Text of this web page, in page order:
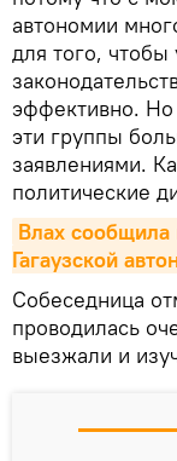
автономии
для того, чтобы
эффективно. Но
эти группы
заявлениями.
политические
Влах сообщила
Гагаузской
Собеседница
проводилась
выезжали и